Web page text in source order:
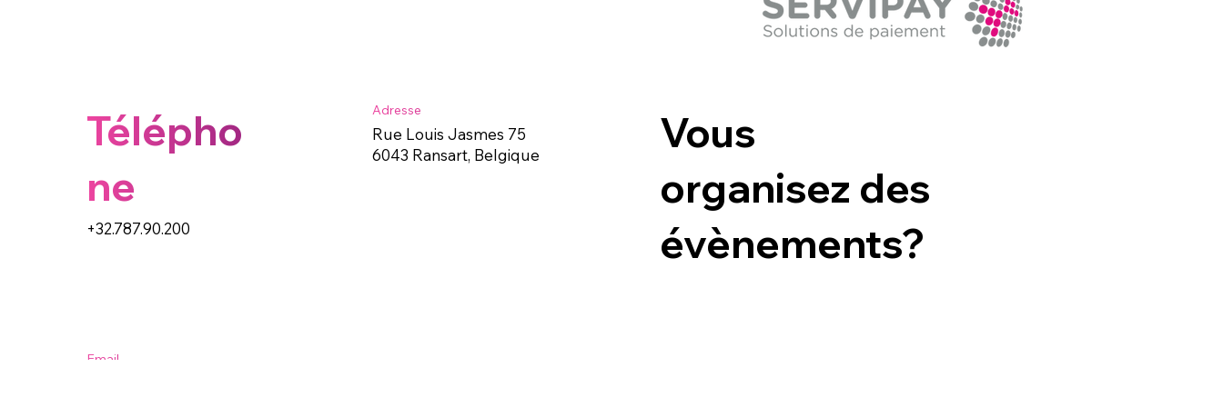
Email
Vous
organisez des
évènements?
Adresse
Rue Louis Jasmes 75
6043 Ransart, Belgique
Télépho
ne
+32.787.90.200